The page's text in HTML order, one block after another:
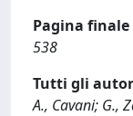
Pagina finale
538
Tutti gli
A., Cavani; G.,